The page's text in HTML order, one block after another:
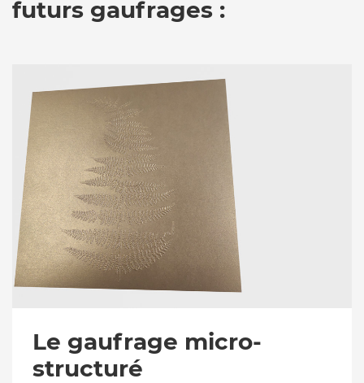
futurs gaufrages :
Le gaufrage micro-
structuré